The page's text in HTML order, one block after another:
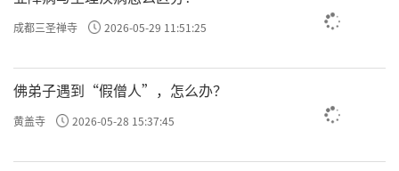
成都三圣禅寺 2026-05-29 11:51:25
佛弟子遇到“假僧人”，怎么办？
黄盖寺 2026-05-28 15:37:45